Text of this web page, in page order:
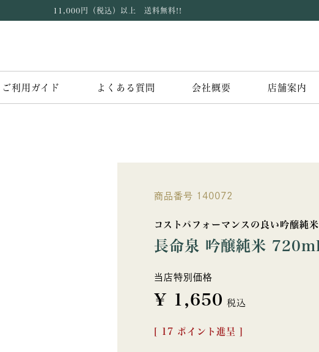
11,000円（税込）以上 送料無料!!
ご利用ガイド よくある質問 会社概要 店舗案内
商品番号 140072
コストパフォーマンスの良い吟醸純米
長命泉 吟醸純米 720ml
当店特別価格
¥ 1,650 税込
17 ポイント進呈 ]